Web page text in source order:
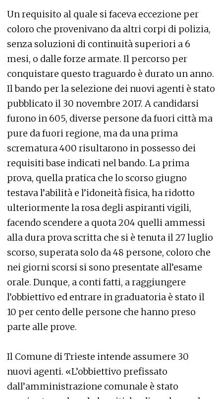
Un requisito al quale si faceva eccezione per
coloro che provenivano da altri corpi di polizia,
senza soluzioni di continuità superiori a 6
mesi, o dalle forze armate. Il percorso per
conquistare questo traguardo è durato un anno.
Il bando per la selezione dei nuovi agenti è stato
pubblicato il 30 novembre 2017. A candidarsi
furono in 605, diverse persone da fuori città ma
pure da fuori regione, ma da una prima
scrematura 400 risultarono in possesso dei
requisiti base indicati nel bando. La prima
prova, quella pratica che lo scorso giugno
testava l’abilità e l’idoneità fisica, ha ridotto
ulteriormente la rosa degli aspiranti vigili,
facendo scendere a quota 204 quelli ammessi
alla dura prova scritta che si è tenuta il 27 luglio
scorso, superata solo da 48 persone, coloro che
nei giorni scorsi si sono presentate all’esame
orale. Dunque, a conti fatti, a raggiungere
l’obbiettivo ed entrare in graduatoria è stato il
10 per cento delle persone che hanno preso
parte alle prove.
Il Comune di Trieste intende assumere 30
nuovi agenti. «L’obbiettivo prefissato
dall’amministrazione comunale è stato